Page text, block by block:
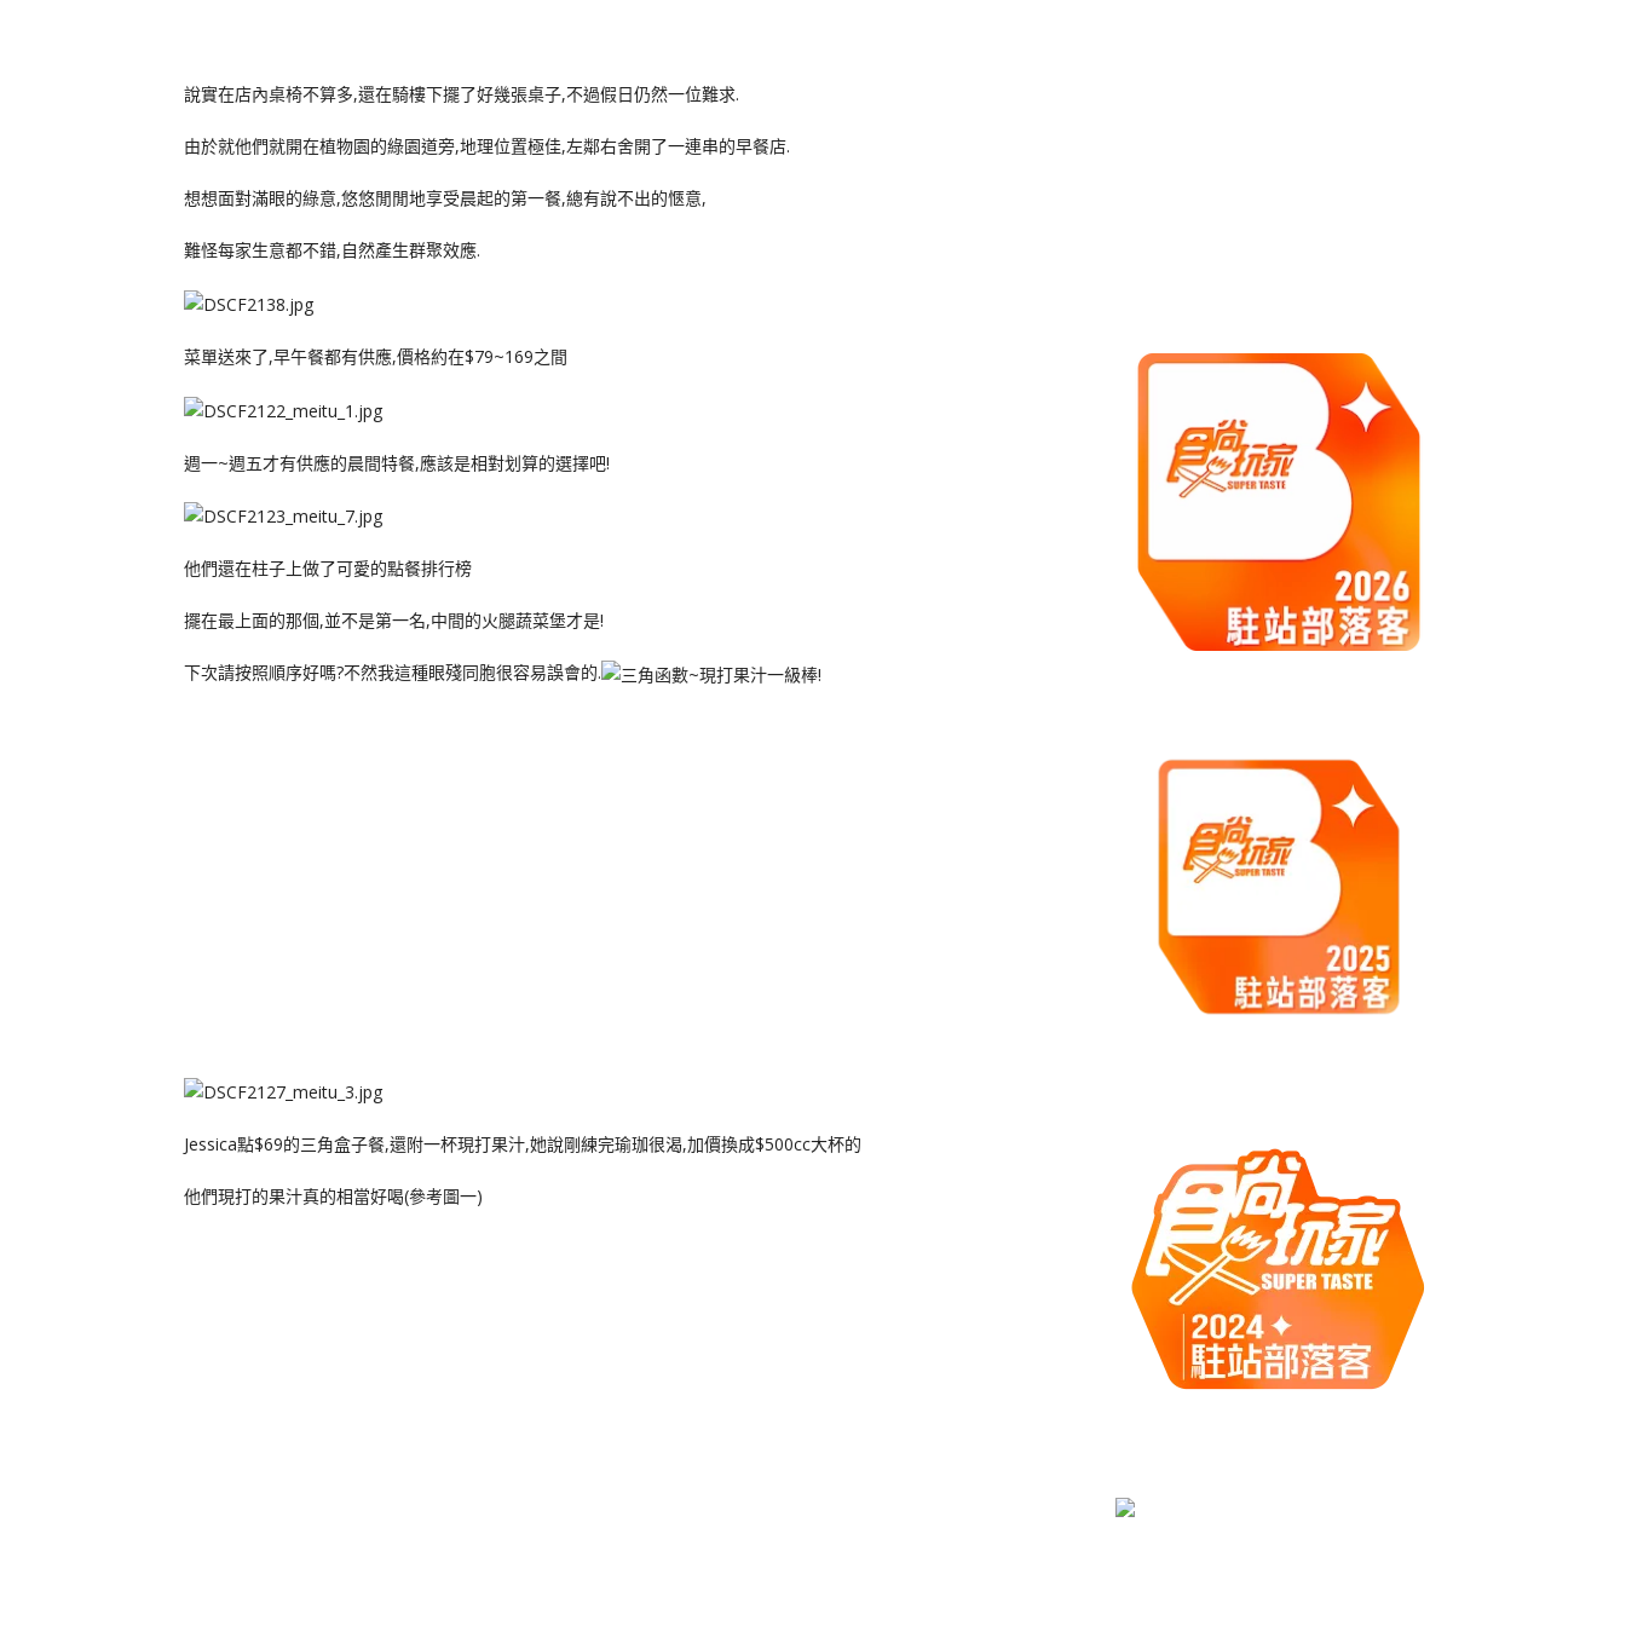
說實在店內桌椅不算多,還在騎樓下擺了好幾張桌子,不過假日仍然一位難求.
由於就他們就開在植物園的綠園道旁,地理位置極佳,左鄰右舍開了一連串的早餐店.
想想面對滿眼的綠意,悠悠閒閒地享受晨起的第一餐,總有說不出的愜意,
難怪每家生意都不錯,自然產生群聚效應.
菜單送來了,早午餐都有供應,價格約在$79~169之間
週一~週五才有供應的晨間特餐,應該是相對划算的選擇吧!
他們還在柱子上做了可愛的點餐排行榜
擺在最上面的那個,並不是第一名,中間的火腿蔬菜堡才是!
下次請按照順序好嗎?不然我這種眼殘同胞很容易誤會的.
Jessica點$69的三角盒子餐,還附一杯現打果汁,她說剛練完瑜珈很渴,加價換成$500cc大杯的
他們現打的果汁真的相當好喝(參考圖一)